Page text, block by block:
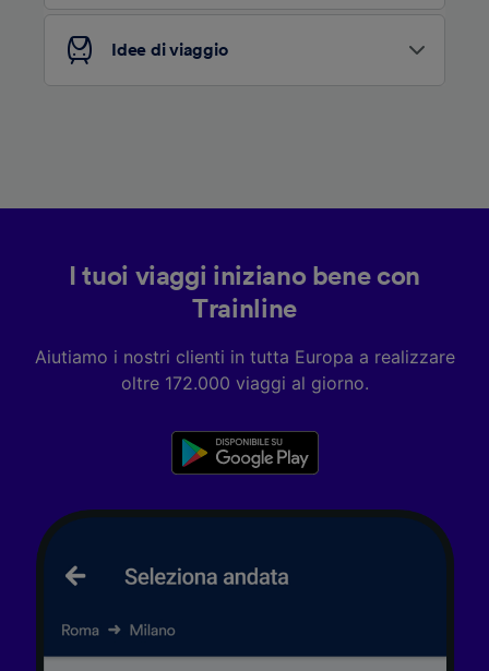
Idee di viaggio
I tuoi viaggi iniziano bene con
Trainline
Aiutiamo i nostri clienti in tutta Europa a realizzare
oltre 172.000 viaggi al giorno.